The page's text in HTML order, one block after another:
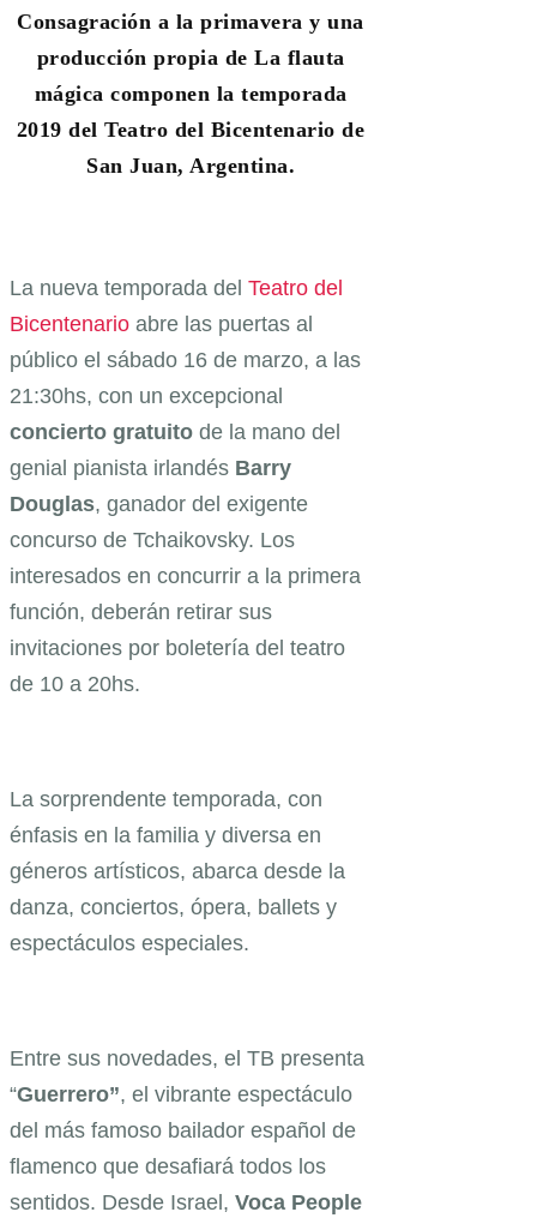
Consagración a la primavera y una
producción propia de La flauta
mágica componen la temporada
2019 del Teatro del Bicentenario de
San Juan, Argentina.
La nueva temporada del Teatro del
Bicentenario abre las puertas al
público el sábado 16 de marzo, a las
21:30hs, con un excepcional
concierto gratuito de la mano del
genial pianista irlandés Barry
Douglas, ganador del exigente
concurso de Tchaikovsky. Los
interesados en concurrir a la primera
función, deberán retirar sus
invitaciones por boletería del teatro
de 10 a 20hs.
La sorprendente temporada, con
énfasis en la familia y diversa en
géneros artísticos, abarca desde la
danza, conciertos, ópera, ballets y
espectáculos especiales.
Entre sus novedades, el TB presenta
“Guerrero”, el vibrante espectáculo
del más famoso bailador español de
flamenco que desafiará todos los
sentidos. Desde Israel, Voca People